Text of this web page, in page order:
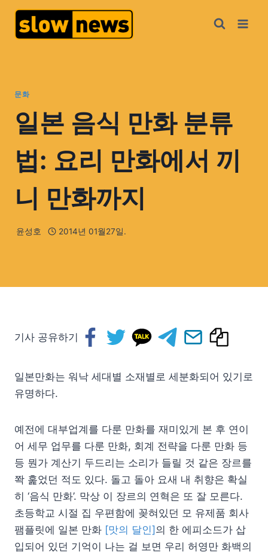
문화
일본 음식 만화 분류
법: 요리 만화에서 끼
니 만화까지
윤성호 2014년 01월27일.
기사 공유하기
일본만화는 워낙 세대별 소재별로 세분화되어 있기로
유명하다.
예전에 대부업계를 다룬 만화를 재미있게 본 후 연이
어 세무 업무를 다룬 만화, 회계 전략을 다룬 만화 등
등 뭔가 계산기 두드리는 소리가 들릴 것 같은 장르를
쫙 훑었던 적도 있다. 돌고 돌아 요새 내 취향은 확실
히 ‘음식 만화’. 막상 이 장르의 연혁은 또 잘 모른다.
초등학교 시절 집 우편함에 꽂혀있던 모 유제품 회사
팸플릿에 일본 만화 [맛의 달인] 의 한 에피소드가 삽
입되어 있던 기억이 나는 걸 보면 우리 허영만 화백의